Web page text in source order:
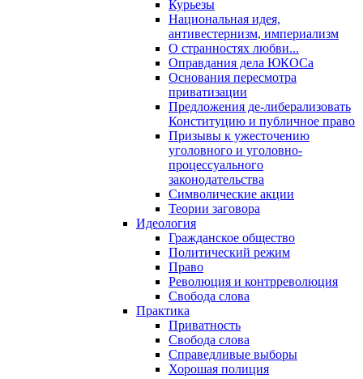
Курьезы
Национальная идея,
антивестернизм, империализм
О странностях любви...
Оправдания дела ЮКОСа
Основания пересмотра
приватизации
Предложения де-либерализовать
Конституцию и публичное право
Призывы к ужесточению
уголовного и уголовно-
процессуального
законодательства
Символические акции
Теории заговора
Идеология
Гражданское общество
Политический режим
Право
Революция и контрреволюция
Свобода слова
Практика
Приватность
Свобода слова
Справедливые выборы
Хорошая полиция